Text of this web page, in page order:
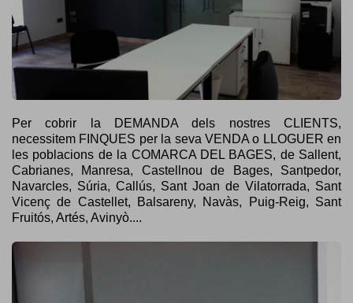
Per cobrir la DEMANDA dels nostres CLIENTS,
necessitem FINQUES per la seva VENDA o LLOGUER en
les poblacions de la COMARCA DEL BAGES, de Sallent,
Cabrianes, Manresa, Castellnou de Bages, Santpedor,
Navarcles, Súria, Callús, Sant Joan de Vilatorrada, Sant
Vicenç de Castellet, Balsareny, Navàs, Puig-Reig, Sant
Fruitós, Artés, Avinyò....